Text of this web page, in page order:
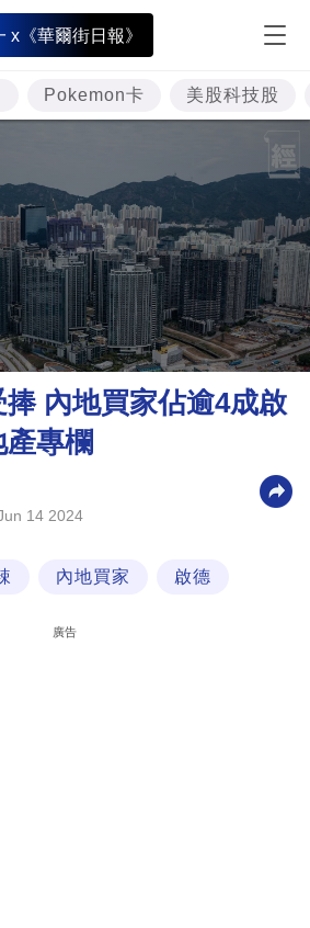
x《華爾街日報》
Pokemon卡 美股科技股
內地買家佔逾4成啟
專欄
14 2024
內地買家 啟德
廣告